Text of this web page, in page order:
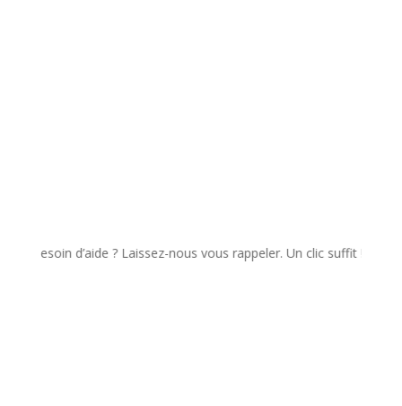
d’aide ? Laissez-nous vous rappeler. Un clic suffit !